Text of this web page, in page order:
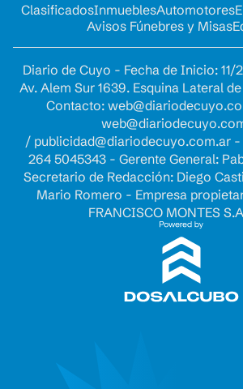
ClasificadosInmueblesAutomotores
Avisos Fúnebres y Misas
Diario de Cuyo - Fecha de Inicio:
Av. Alem Sur 1639. Esquina Lateral
Contacto:
/ publicidad@diariodecuyo.com.ar-
264 5045343 - Gerente General:
Secretario de Redacción: Diego
Mario Romero - Empresa
FRANCISCO MONTES